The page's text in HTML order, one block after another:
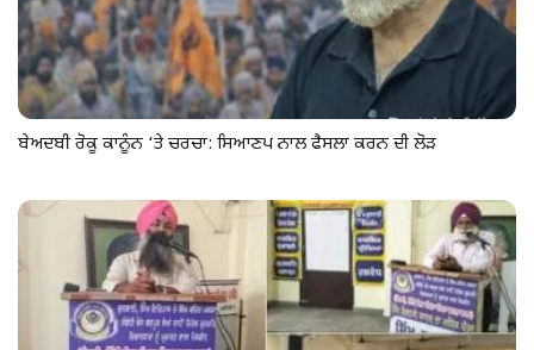
ਬੇਅਦਬੀ ਰੋਕੂ ਕਾਨੂੰਨ ‘ਤੇ ਚਰਚਾ: ਸਿਆਣਪ ਨਾਲ ਫੈਸਲਾ ਕਰਨ ਦੀ ਲੋੜ